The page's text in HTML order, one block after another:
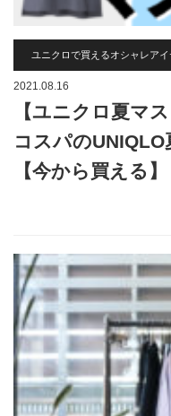
ユニクロで買えるオシャレアイ
2021.08.16
【ユニクロ夏マ
コスパのUNIQLO
【今から買える】